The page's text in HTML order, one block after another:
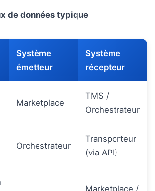
de données typique
Système
émetteur
Système
récepteur
Marketplace
TMS /
Orchestrateur
Orchestrateur
Transporteur
(via API)
Marketplace /